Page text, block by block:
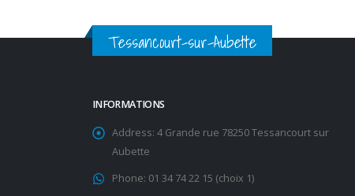
Tessancourt-sur-Aubette
INFORMATIONS
Address: 4 Grande rue 78250 Tessancourt sur
Aubette
Phone: 01 34 74 22 15 (choix 1)